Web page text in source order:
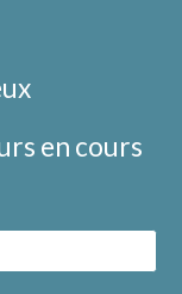
en cours